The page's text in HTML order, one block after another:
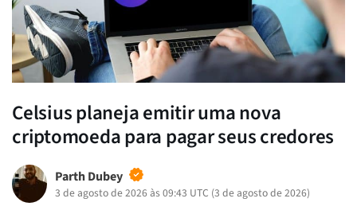
Celsius planeja emitir uma nova
criptomoeda para pagar seus credores
Parth Dubey
3 de agosto de 2026 às 09:43 UTC (3 de agosto de 2026)